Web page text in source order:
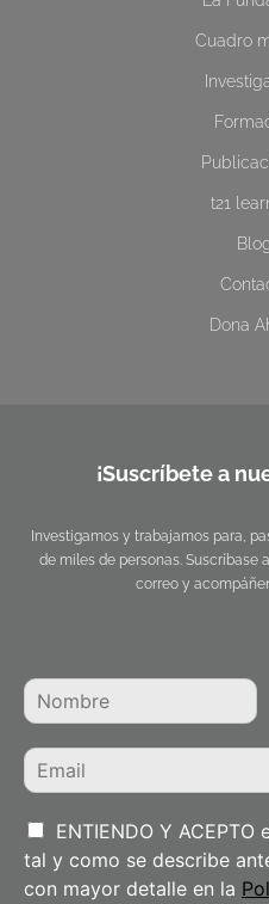
Cuadro
t21
Dona
¡Suscríbete a
Investigamos y trabajamos para,
de miles de personas. Suscríbase
correo y
ENTIENDO Y
tal y como se describe
con mayor detalle en la